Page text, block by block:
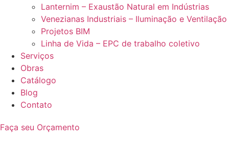
Lanternim – Exaustão Natural em Indústrias
Venezianas Industriais – Iluminação e Ventilação
Projetos BIM
Linha de Vida – EPC de trabalho coletivo
Serviços
Obras
Catálogo
Blog
Contato
Faça seu Orçamento